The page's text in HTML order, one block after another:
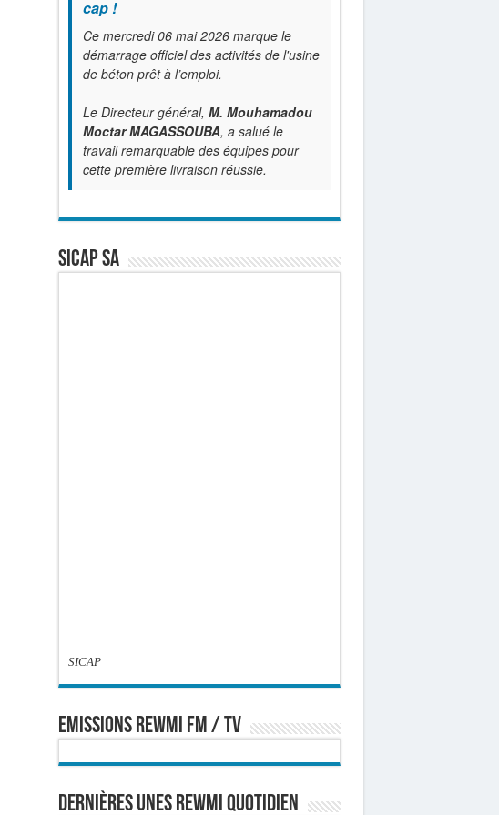
cap !
Ce mercredi 06 mai 2026 marque le
démarrage officiel des activités de l'usine
de béton prêt à l’emploi.
Le Directeur général, M. Mouhamadou
Moctar MAGASSOUBA, a salué le
travail remarquable des équipes pour
cette première livraison réussie.
SICAP SA
SICAP
EMISSIONS REWMI FM / TV
Dernières Unes Rewmi Quotidien